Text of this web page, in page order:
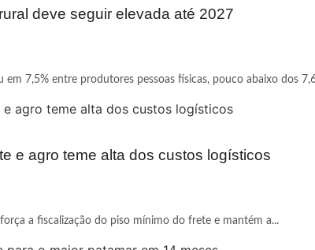
deve seguir elevada até 2027
7,5% entre produtores pessoas físicas, pouco abaixo dos
e agro teme alta dos custos logísticos
a fiscalização do piso mínimo do frete e mantém a...